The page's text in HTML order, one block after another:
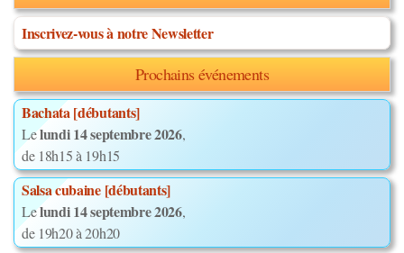
Inscrivez-vous à notre Newsletter
Prochains événements
Bachata [débutants]
Lelundi 14 septembre 2026,
de 18h15 à 19h15
Salsa cubaine [débutants]
Lelundi 14 septembre 2026,
de 19h20 à 20h20